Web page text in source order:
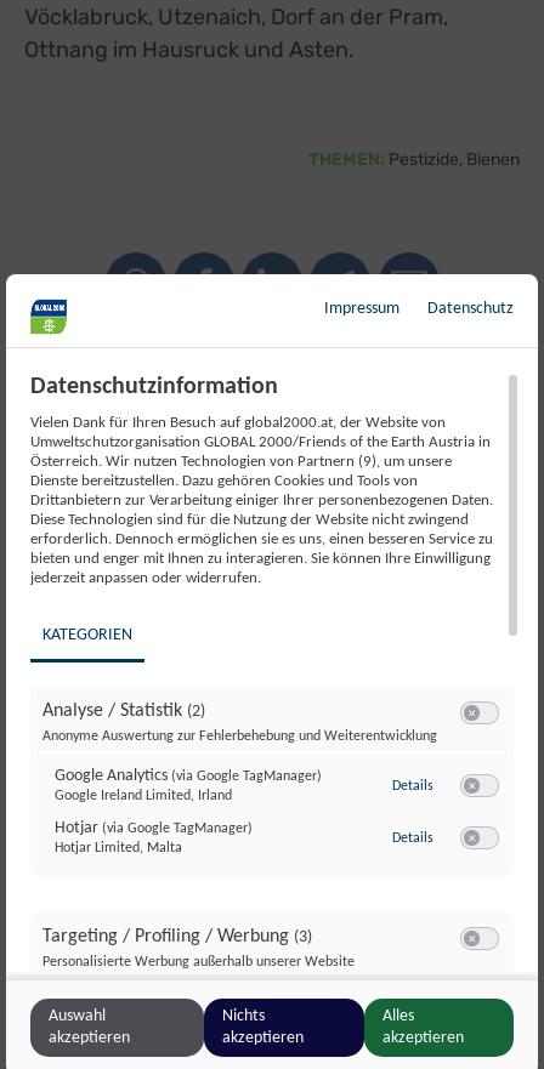
Vöcklabruck, Utzenaich, Dorf an der Pram,
Ottnang im Hausruck und Asten.
THEMEN: Pestizide Bienen
Weiterlesen
EU-Behörden bestätigen
Fortpflanzungsgefahr von
Ewigkeitschemikalie Trifluoressigsäure TFA offiziell als
fortpflanzungsgefährdend eingestuft. Die
Entscheidung...
Impressum Datenschutz
Datenschutzinformation
Vielen Dank für Ihren Besuch auf global2000.at, der Website von
Umweltschutzorganisation GLOBAL 2000/Friends of the Earth Austria in
Österreich. Wir nutzen Technologien von Partnern (9), um unsere
Dienste bereitzustellen. Dazu gehören Cookies und Tools von
Drittanbietern zur Verarbeitung einiger Ihrer personenbezogenen Daten.
Diese Technologien sind für die Nutzung der Website nicht zwingend
erforderlich. Dennoch ermöglichen sie es uns, einen besseren Service zu
bieten und enger mit Ihnen zu interagieren. Sie können Ihre Einwilligung
jederzeit anpassen oder widerrufen.
KATEGORIEN
Analyse / Statistik (2)
Anonyme Auswertung zur Fehlerbehebung und Weiterentwicklung
Google Analytics (via Google TagManager)
Google Ireland Limited, Irland
Details zu Google
Hotjar (via Google TagManager)
Hotjar Limited, Malta
Details zu Hotjar (via
Targeting / Profiling / Werbung (3)
Personalisierte Werbung außerhalb unserer Website
Meta Pixel(via Google TagManager)
Meta Platforms Ireland Ltd., Irland
Details zu Meta Pixel
Switch zum
Google GTag(via Google TagManager)
zu Google GTag
Auswahl
akzeptieren
Nichts
akzeptieren
Alles
akzeptieren